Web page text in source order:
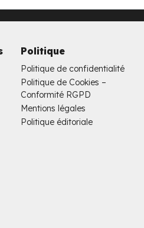
Politique
Politique de confidentialité
Politique de Cookies –
Conformité RGPD
Mentions légales
Politique éditoriale